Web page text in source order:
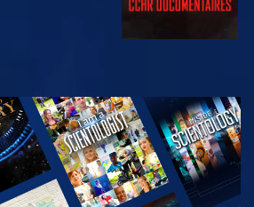
VERKEN DE
SERIE